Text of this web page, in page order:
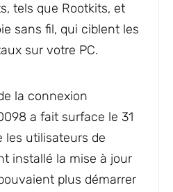
tels que Rootkits, et
sans fil, qui ciblent les
sur votre PC.
la connexion
a fait surface le 31
les utilisateurs de
installé la mise à jour
plus démarrer